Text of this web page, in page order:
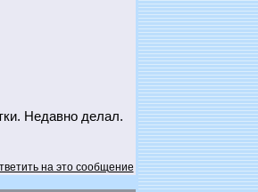
Недавно делал.
на это сообщение